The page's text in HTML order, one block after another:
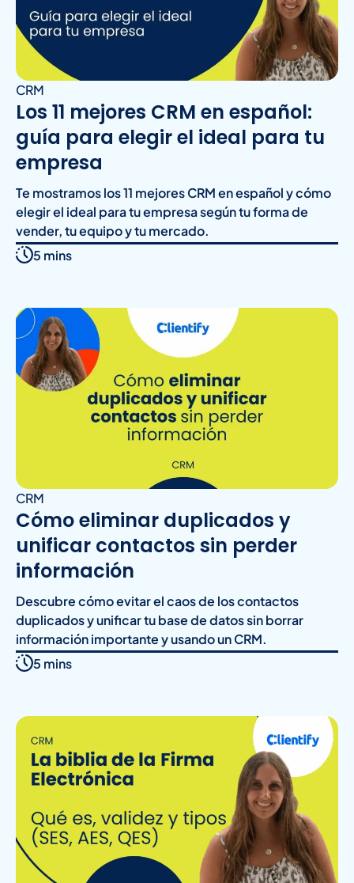
CRM
Los 11 mejores CRM en español:
guía para elegir el ideal para tu
empresa
Te mostramos los 11 mejores CRM en español y cómo
elegir el ideal para tu empresa según tu forma de
vender, tu equipo y tu mercado.
5 mins
CRM
Cómo eliminar duplicados y
unificar contactos sin perder
información
Descubre cómo evitar el caos de los contactos
duplicados y unificar tu base de datos sin borrar
información importante y usando un CRM.
5 mins